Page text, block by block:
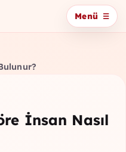
Menü
İnsan Nasıl